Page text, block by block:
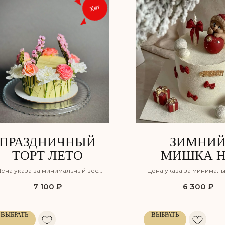
Хит
ТОРТ ЛЕТО
указа за минимальный вес
без учёта доставки
7 100 ₽
ВЫБРАТЬ
ЗИМНИЙ
МИШКА
ЗАКАЗ В
Цена указа за
без учёта доставки
6 300 ₽
ВЫБРАТЬ